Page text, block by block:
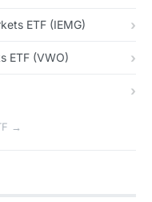
ETF (IEMG)
ETF (VWO)
→